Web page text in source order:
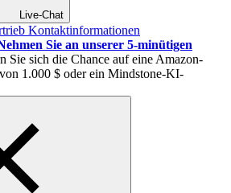
Live-Chat
Kontaktinformationen
Sie an unserer 5-minütigen
Sie sich die Chance auf eine Amazon-
1.000 $ oder ein Mindstone-KI-